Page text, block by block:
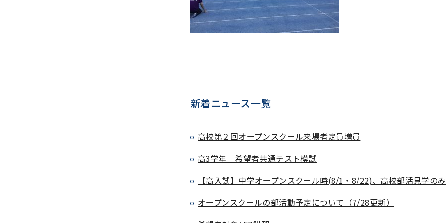
新着ニュース一覧
高校第２回オープンスクール来場者定員増員
高3学年 希望者共通テスト模試
【高入試】中学オープンスクール時(8/1・8/22)、高校部活見学の
オープンスクールの部活動予定について（7/28更新）